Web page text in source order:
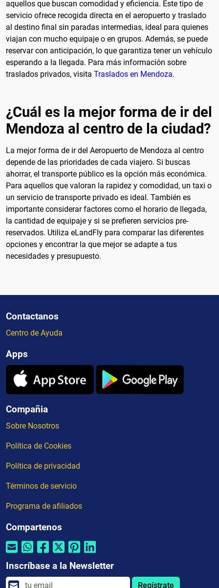
aquellos que buscan comodidad y eficiencia. Este tipo de
servicio ofrece recogida directa en el aeropuerto y traslado
al destino final sin paradas intermedias, ideal para quienes
viajan con mucho equipaje o en grupos. Además, se puede
reservar con anticipación, lo que garantiza tener un vehículo
esperando a la llegada. Para más información sobre
traslados privados, visita Traslados en Mendoza.
¿Cuál es la mejor forma de ir del
Mendoza al centro de la ciudad?
La mejor forma de ir del Aeropuerto de Mendoza al centro
depende de las prioridades de cada viajero. Si buscas
ahorrar, el transporte público es la opción más económica.
Para aquellos que valoran la rapidez y comodidad, un taxi o
un servicio de transporte privado es ideal. También es
importante considerar factores como el horario de llegada,
la cantidad de equipaje y si se prefieren servicios pre-
reservados. Utiliza eLandFly para comparar las diferentes
opciones y encontrar la que mejor se adapte a tus
necesidades y presupuesto.
Contactanos
Centro de Ayuda
Apps
Compañia
Sobre Nosotros
Política de Cookies
Política de privacidad
Términos de servicio
Programa de afiliados
Compartenos
Inscríbase a la Newsletter
Regístrate